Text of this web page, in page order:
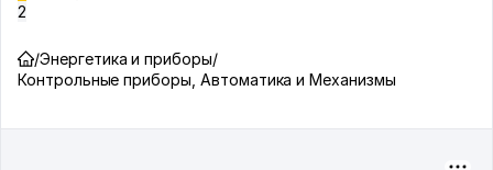
2
/Энергетика и приборы/
Контрольные приборы, Автоматика и Механизмы